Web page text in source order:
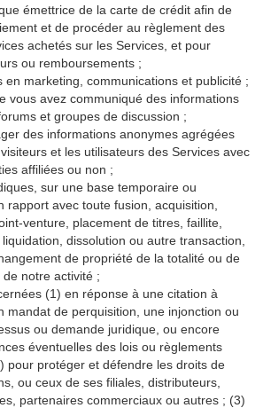
émettrice de la carte de crédit afin de
et de procéder au règlement des
achetés sur les Services, et pour
ou remboursements ;
en marketing, communications et publicité ;
vous avez communiqué des informations
et groupes de discussion ;
des informations anonymes agrégées
et les utilisateurs des Services avec
affiliées ou non ;
sur une base temporaire ou
rapport avec toute fusion, acquisition,
venture, placement de titres, faillite,
dissolution ou autre transaction,
de propriété de la totalité ou de
notre activité ;
(1) en réponse à une citation à
mandat de perquisition, une injonction ou
ou demande juridique, ou encore
éventuelles des lois ou règlements
pour protéger et défendre les droits de
ou ceux de ses filiales, distributeurs,
partenaires commerciaux ou autres ; (3)